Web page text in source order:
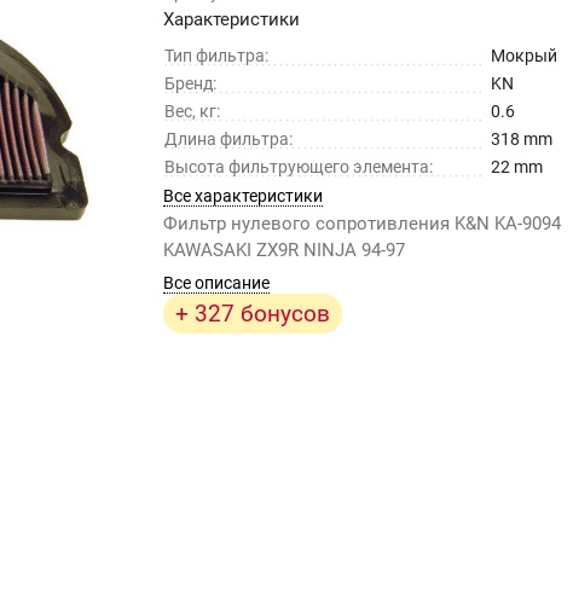
Характеристики
Тип фильтра:
Мокрый
Бренд:
KN
Вес, кг:
0.6
Длина фильтра:
318 mm
Высота фильтрующего элемента:
22 mm
Все характеристики
Фильтр нулевого сопротивления K&N KA-9094
KAWASAKI ZX9R NINJA 94-97
Все описание
+ 327 бонусов